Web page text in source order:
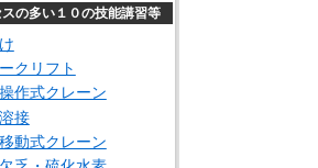
の多い１０の技能講習等
クリフト
作式クレーン
接
動式クレーン